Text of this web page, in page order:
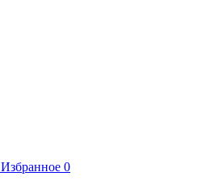
Избранное 0